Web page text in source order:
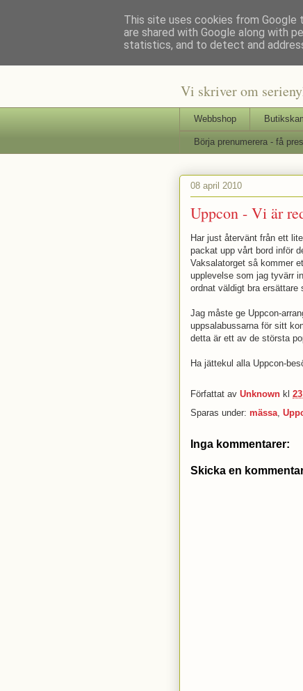
Staffars
Vi skriver om
Webbshop
Börja prenumerera - få
08 april 2010
Uppcon - Vi är
Har just återvänt från ett
packat upp vårt bord inför
Vaksalatorget så kommer
upplevelse som jag tyvärr
ordnat väldigt bra ersättare
Jag måste ge Uppcon-
uppsalabussarna för sitt
detta är ett av de största
Ha jättekul alla Uppcon-
Författat av Unknown kl
Sparas under: mässa,
Inga kommentarer:
Skicka en
This site uses cookies from Google
are shared with Google along with
statistics, and to detect and